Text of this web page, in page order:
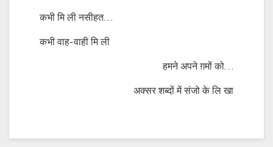
कभी मि ली नसीहत…
कभी वाह-वाही मि ली
हमने अपने ग़मों को…
अक्सर शब्दों में संजो के लि खा